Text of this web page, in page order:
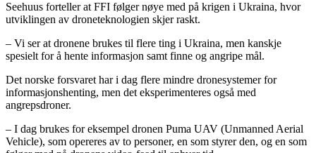
Seehuus forteller at FFI følger nøye med på krigen i Ukraina, hvor
utviklingen av droneteknologien skjer raskt.
– Vi ser at dronene brukes til flere ting i Ukraina, men kanskje
spesielt for å hente informasjon samt finne og angripe mål.
Det norske forsvaret har i dag flere mindre dronesystemer for
informasjonshenting, men det eksperimenteres også med
angrepsdroner.
– I dag brukes for eksempel dronen Puma UAV (Unmanned Aerial
Vehicle), som opereres av to personer, en som styrer den, og en som